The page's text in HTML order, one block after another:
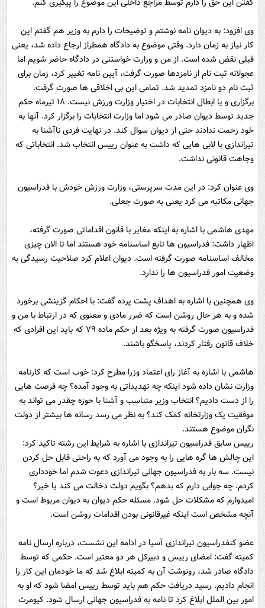
وی افزود: به دیوان نامه نوشتم و توضیحات را دارم به وزیر هم گفتم این
کار نیاز به زمان دارد. وقتی موضوع به دادگاه همطراز ارجاع داده شد، یعنی
قبلی نقض شده است. از من و وزارت خواستنی در دادگاه حاضر شویم اما
عجولانه ثبت نام از نامزدها صورت گرفت، آیین نامه تغییر کرد، زمان برای
ثبت نام دو نامزد تمدید شد. تمامی این بی اخلاقی ها صورت گرفت.
برگزاری و یا ابطال انتخابات در اختیار وزارت ورزش نیست. ١٨ تیرماه حکم
جدید توسط دیوان صادر می شود اما وزارت انتخابات را برگزار کرد. آنها به
خود زحمت ندادند حتی از دیوان سوال کند. در نهایت فردی ناآشنا به
تیراندازی با لابی هایی که داشت به عنوان رییس انتخاب شد. انتخاباتی که
وجاهت قانونی نداشت.
وی عنوان کرد: در این مدت سرپرستی، وزارت ورزش خودش با فدراسیون
جهانی مکاتبه می کرد یعنی به صورت جعلی.
مهدی هاشمی با اشاره به اینکه مغایر با قانون اقداماتی صورت گرفته،
اظهار داشت: فدراسیون ها تابع اساسنامه خود هستند اما تا الان چیزی
مخالف اساسنامه صورت گرفته است. دیوان اعلام کرد صلاحیت رسیدگی به
وضعیت امور فدراسیون ها را ندارد.
وی همچنین با اشاره به اهداف پشت پرده گفت: با احکام گزینشی برخورد
شده و به هر حال روشن است که ضرر مادی و معنوی که در ارتباط با من و
فدراسیون صورت گرفته به ویژه بعد از حکم ماده ٧٩ که باید این افرادی که
خلاف قانون رفتار کردند، پاسخگو باشند.
هاشمی با اشاره به آغاز رای اعتماد وزرا مطرح کرد: خوب است که کارنامه
وزارت نشان داده شود اینکه چه تهدیداتی به وجود آمده؟ چه فرصت هایی
را از دست دادیم؟ انتخاب وزیر متناسب و آشنا با حوزه چقدر می تواند به
موفقیت یک وزارتخانه کمک کند؟ به نظر می رسد رسانه ها بیشتر از دولت
نگران موضوع هستند.
رییس سابق فدراسیون تیراندازی با اشاره به شرایط این رشته تاکید کرد:
این چالش ها گره هایی را به وجود می آورد که به راحتی قابل حل کردن
نیست. سه بار به فدراسیون جهانی تیراندازی دعوت شدم اما خودداری
کردم. چه جوابی دارم که بدهم؟ بگویم دولت دخالت می کند یا خیر؟
امیدوارم که مشکلات حل شود. مسئله حکم دیوان به دیوان مربوط است و
آنچه مشخص است اینکه غیرقانونی بودن اقدامات روشن است.
عضو کنفدراسیون تیراندازی آسیا در ادامه این نشست، درباره ارسال نامه
کمیته گفت: امضای رییس و دبیرکل هر دو معتبر است. حکمی که توسط
دادگاه صادر شد، رونوشت آن به کمیته ابلاغ شد که ما خودمان این کار را
انجام دادیم. رسید دریافت حکم هم باید توسط رییس امضا شود که او به
امور بین الملل ابلاغ کرد تا نامه به فدراسیون جهانی ارسال شود. کیومرث